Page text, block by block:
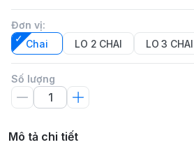
Đơn vị:
Chai
LO 2 CHAI LO 3 CHAI
Số lượng
Mô tả chi tiết